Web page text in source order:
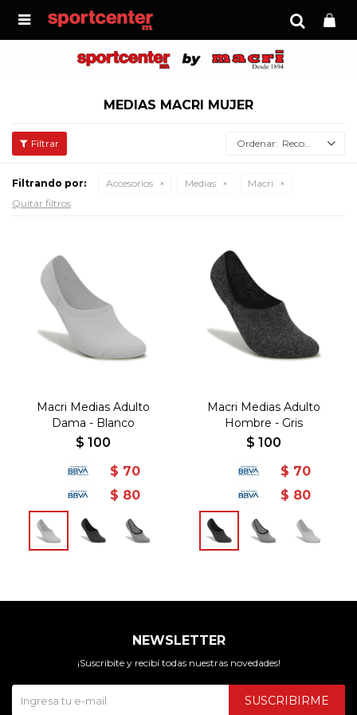

MEDIAS MACRI MUJER
Recomendados
Filtrando por: Accesorios Medias
Macri
Quitar filtros
Macri Medias Adulto
Dama - Blanco
$ 100
$ 70
$ 80
Macri Medias Adulto
Hombre - Gris
$ 100
$ 70
$ 80
NEWSLETTER
¡Suscribite y recibí todas nuestras novedades!
SUSCRIBIRME